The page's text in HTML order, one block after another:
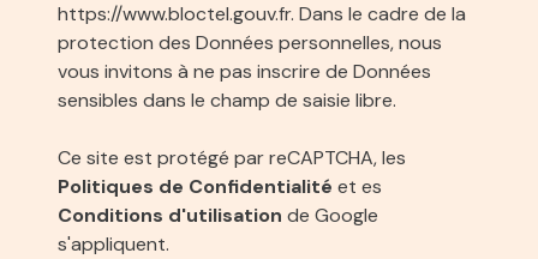
https://www.bloctel.gouv.fr. Dans le cadre de la
protection des Données personnelles, nous
vous invitons à ne pas inscrire de Données
sensibles dans le champ de saisie libre.
Ce site est protégé par reCAPTCHA, les
Politiques de Confidentialité et es
Conditions d'utilisation de Google
s'appliquent.